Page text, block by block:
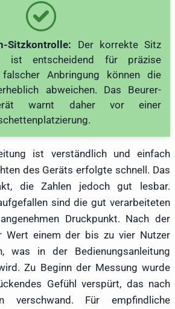
Sitzkontrolle: Der korrekte Sitz
ist entscheidend für präzise
Anbringung können die
abweichen. Das Beurer-
warnt daher vor einer
ist verständlich und einfach
des Geräts erfolgte schnell. Das
die Zahlen jedoch gut lesbar.
sind die gut verarbeiteten
Druckpunkt. Nach der
Wert einem der bis zu vier Nutzer
was in der Bedienungsanleitung
Zu Beginn der Messung wurde
Gefühl verspürt, das nach
verschwand. Für empfindliche